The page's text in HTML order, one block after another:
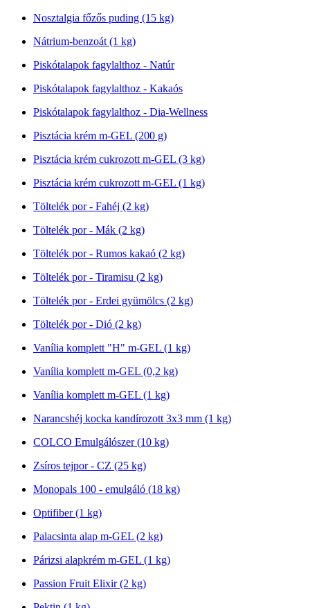
Nosztalgia főzős puding (15 kg)
Nátrium-benzoát (1 kg)
Piskótalapok fagylalthoz - Natúr
Piskótalapok fagylalthoz - Kakaós
Piskótalapok fagylalthoz - Dia-Wellness
Pisztácia krém m-GEL (200 g)
Pisztácia krém cukrozott m-GEL (3 kg)
Pisztácia krém cukrozott m-GEL (1 kg)
Töltelék por - Fahéj (2 kg)
Töltelék por - Mák (2 kg)
Töltelék por - Rumos kakaó (2 kg)
Töltelék por - Tiramisu (2 kg)
Töltelék por - Erdei gyümölcs (2 kg)
Töltelék por - Dió (2 kg)
Vanília komplett "H" m-GEL (1 kg)
Vanília komplett m-GEL (0,2 kg)
Vanília komplett m-GEL (1 kg)
Narancshéj kocka kandírozott 3x3 mm (1 kg)
COLCO Emulgálószer (10 kg)
Zsíros tejpor - CZ (25 kg)
Monopals 100 - emulgáló (18 kg)
Optifiber (1 kg)
Palacsinta alap m-GEL (2 kg)
Párizsi alapkrém m-GEL (1 kg)
Passion Fruit Elixir (2 kg)